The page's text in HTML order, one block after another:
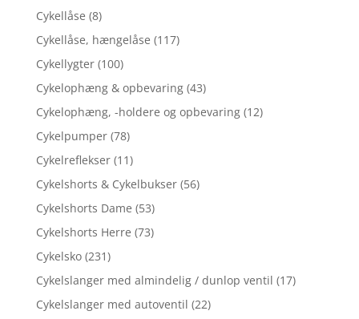
Cykellåse (8)
Cykellåse, hængelåse (117)
Cykellygter (100)
Cykelophæng & opbevaring (43)
Cykelophæng, -holdere og opbevaring (12)
Cykelpumper (78)
Cykelreflekser (11)
Cykelshorts & Cykelbukser (56)
Cykelshorts Dame (53)
Cykelshorts Herre (73)
Cykelsko (231)
Cykelslanger med almindelig / dunlop ventil (17)
Cykelslanger med autoventil (22)